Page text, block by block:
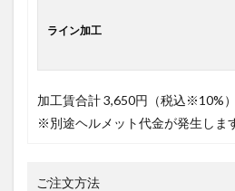
ライン加工
加工賃合計3,650円（税込※10%）
※別途ヘルメット代金が発生しま
ご注文方法